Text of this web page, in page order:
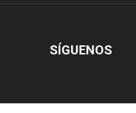
SÍGUENOS